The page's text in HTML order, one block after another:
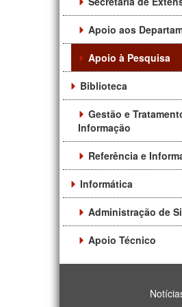
Apoio aos
Apoio à Pesquisa
Biblioteca
Gestão e
Informação
Referência e
Informática
Administração de
Apoio Técnico